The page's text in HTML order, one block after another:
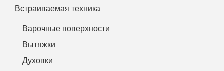
Встраиваемая техника
Варочные поверхности
Вытяжки
Духовки